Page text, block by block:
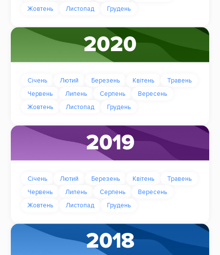
Жовтень
Листопад Грудень
2020
Січень Лютий Березень Квітень
Травень
Червень
Липень Серпень
Вересень
Жовтень
Листопад Грудень
2019
Січень Лютий Березень Квітень
Травень
Червень
Липень Серпень
Вересень
Жовтень
Листопад Грудень
2018